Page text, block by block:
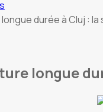
durée à Cluj :
longue